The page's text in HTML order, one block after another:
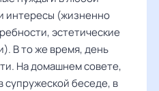
интересы (жизненно
эстетические
В то же время, день
На домашнем совете,
беседе, в